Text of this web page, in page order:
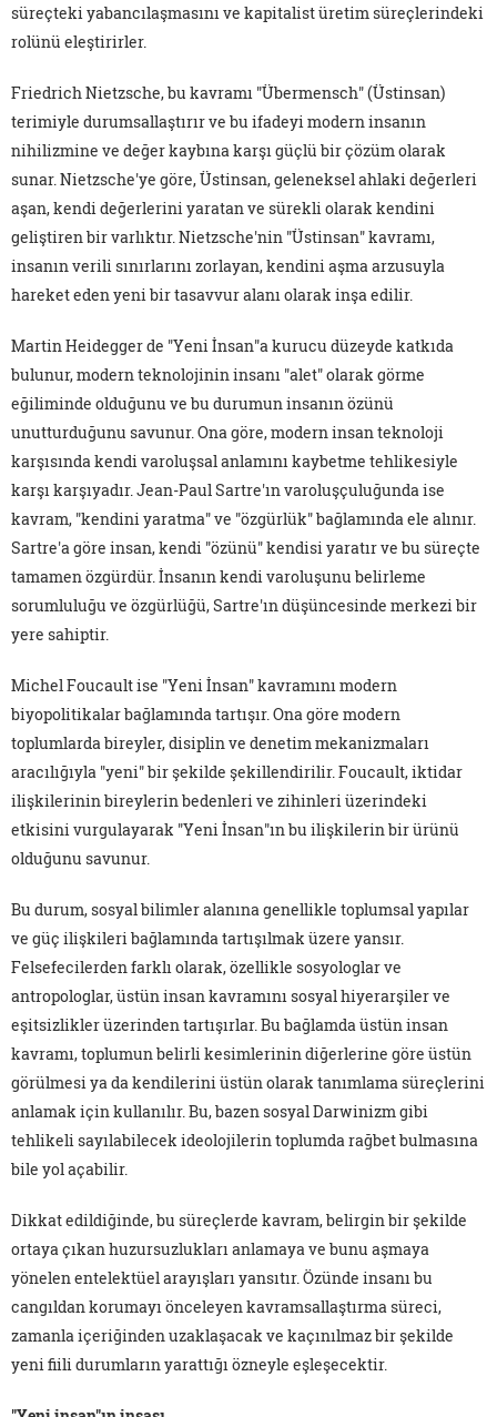
süreçteki yabancılaşmasını ve kapitalist üretim süreçlerindeki
rolünü eleştirirler.
Friedrich Nietzsche, bu kavramı "Übermensch" (Üstinsan)
terimiyle durumsallaştırır ve bu ifadeyi modern insanın
nihilizmine ve değer kaybına karşı güçlü bir çözüm olarak
sunar. Nietzsche'ye göre, Üstinsan, geleneksel ahlaki değerleri
aşan, kendi değerlerini yaratan ve sürekli olarak kendini
geliştiren bir varlıktır. Nietzsche'nin "Üstinsan" kavramı,
insanın verili sınırlarını zorlayan, kendini aşma arzusuyla
hareket eden yeni bir tasavvur alanı olarak inşa edilir.
Martin Heidegger de "Yeni İnsan"a kurucu düzeyde katkıda
bulunur, modern teknolojinin insanı "alet" olarak görme
eğiliminde olduğunu ve bu durumun insanın özünü
unutturduğunu savunur. Ona göre, modern insan teknoloji
karşısında kendi varoluşsal anlamını kaybetme tehlikesiyle
karşı karşıyadır. Jean-Paul Sartre'ın varoluşçuluğunda ise
kavram, "kendini yaratma" ve "özgürlük" bağlamında ele alınır.
Sartre'a göre insan, kendi "özünü" kendisi yaratır ve bu süreçte
tamamen özgürdür. İnsanın kendi varoluşunu belirleme
sorumluluğu ve özgürlüğü, Sartre'ın düşüncesinde merkezi bir
yere sahiptir.
Michel Foucault ise "Yeni İnsan" kavramını modern
biyopolitikalar bağlamında tartışır. Ona göre modern
toplumlarda bireyler, disiplin ve denetim mekanizmaları
aracılığıyla "yeni" bir şekilde şekillendirilir. Foucault, iktidar
ilişkilerinin bireylerin bedenleri ve zihinleri üzerindeki
etkisini vurgulayarak "Yeni İnsan"ın bu ilişkilerin bir ürünü
olduğunu savunur.
Bu durum, sosyal bilimler alanına genellikle toplumsal yapılar
ve güç ilişkileri bağlamında tartışılmak üzere yansır.
Felsefecilerden farklı olarak, özellikle sosyologlar ve
antropologlar, üstün insan kavramını sosyal hiyerarşiler ve
eşitsizlikler üzerinden tartışırlar. Bu bağlamda üstün insan
kavramı, toplumun belirli kesimlerinin diğerlerine göre üstün
görülmesi ya da kendilerini üstün olarak tanımlama süreçlerini
anlamak için kullanılır. Bu, bazen sosyal Darwinizm gibi
tehlikeli sayılabilecek ideolojilerin toplumda rağbet bulmasına
bile yol açabilir.
Dikkat edildiğinde, bu süreçlerde kavram, belirgin bir şekilde
ortaya çıkan huzursuzlukları anlamaya ve bunu aşmaya
yönelen entelektüel arayışları yansıtır. Özünde insanı bu
cangıldan korumayı önceleyen kavramsallaştırma süreci,
zamanla içeriğinden uzaklaşacak ve kaçınılmaz bir şekilde
yeni fiili durumların yarattığı özneyle eşleşecektir.